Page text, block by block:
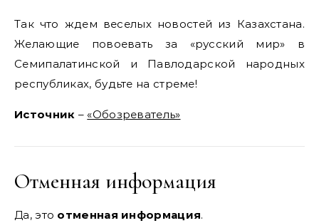
Так что ждем веселых новостей из Казахстана.
Желающие повоевать за «русский мир» в
Семипалатинской и Павлодарской народных
республиках, будьте на стреме!
Источник – «Обозреватель»
Отменная информация
Да, это отменная информация.